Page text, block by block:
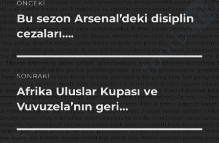
gezinmesi
ÖNCEKI
Önceki
yazı:
Bu sezon Arsenal’deki disiplin
cezaları….
SONRAKI
Sonraki
yazı:
Afrika Uluslar Kupası ve
Vuvuzela’nın geri…